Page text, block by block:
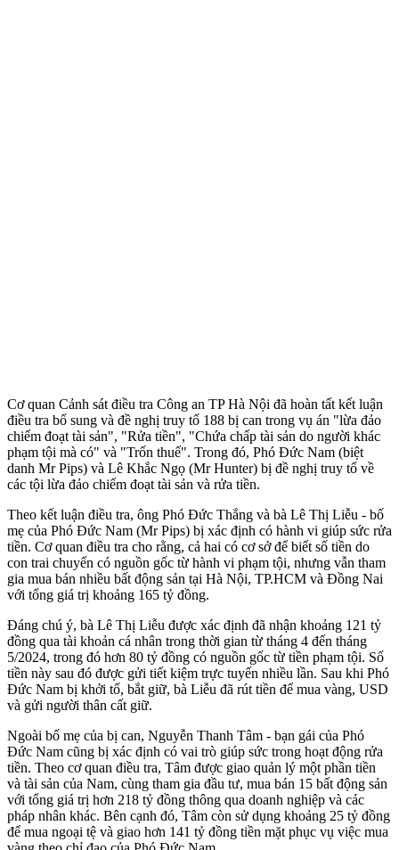
Cơ quan Cảnh sát điều tra Công an TP Hà Nội đã hoàn tất kết luận
điều tra bổ sung và đề nghị truy tố 188 bị can trong vụ án "lừa đảo
chiếm đoạt tài sản", "Rửa tiền", "Chứa chấp tài sản do người khác
phạm tội mà có" và "Trốn thuế". Trong đó, Phó Đức Nam (biệt
danh Mr Pips) và Lê Khắc Ngọ (Mr Hunter) bị đề nghị truy tố về
các tội lừa đảo chiếm đoạt tài sản và rửa tiền.
Theo kết luận điều tra, ông Phó Đức Thắng và bà Lê Thị Liễu - bố
mẹ của Phó Đức Nam (Mr Pips) bị xác định có hành vi giúp sức rửa
tiền. Cơ quan điều tra cho rằng, cả hai có cơ sở để biết số tiền do
con trai chuyển có nguồn gốc từ hành vi phạm tội, nhưng vẫn tham
gia mua bán nhiều bất động sản tại Hà Nội, TP.HCM và Đồng Nai
với tổng giá trị khoảng 165 tỷ đồng.
Đáng chú ý, bà Lê Thị Liễu được xác định đã nhận khoảng 121 tỷ
đồng qua tài khoản cá nhân trong thời gian từ tháng 4 đến tháng
5/2024, trong đó hơn 80 tỷ đồng có nguồn gốc từ tiền phạm tội. Số
tiền này sau đó được gửi tiết kiệm trực tuyến nhiều lần. Sau khi Phó
Đức Nam bị khởi tố, bắt giữ, bà Liễu đã rút tiền để mua vàng, USD
và gửi người thân cất giữ.
Ngoài bố mẹ của bị can, Nguyễn Thanh Tâm - bạn gái của Phó
Đức Nam cũng bị xác định có vai trò giúp sức trong hoạt động rửa
tiền. Theo cơ quan điều tra, Tâm được giao quản lý một phần tiền
và tài sản của Nam, cùng tham gia đầu tư, mua bán 15 bất động sản
với tổng giá trị hơn 218 tỷ đồng thông qua doanh nghiệp và các
pháp nhân khác. Bên cạnh đó, Tâm còn sử dụng khoảng 25 tỷ đồng
để mua ngoại tệ và giao hơn 141 tỷ đồng tiền mặt phục vụ việc mua